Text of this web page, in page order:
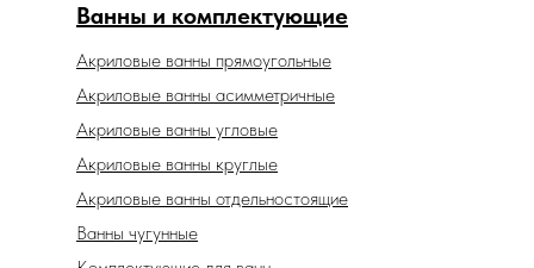
Ванны и комплектующие
Акриловые ванны прямоугольные
Акриловые ванны отдельностоящие
Акриловые ванны асимметричные
Акриловые ванны угловые
Акриловые ванны круглые
Ванны чугунные